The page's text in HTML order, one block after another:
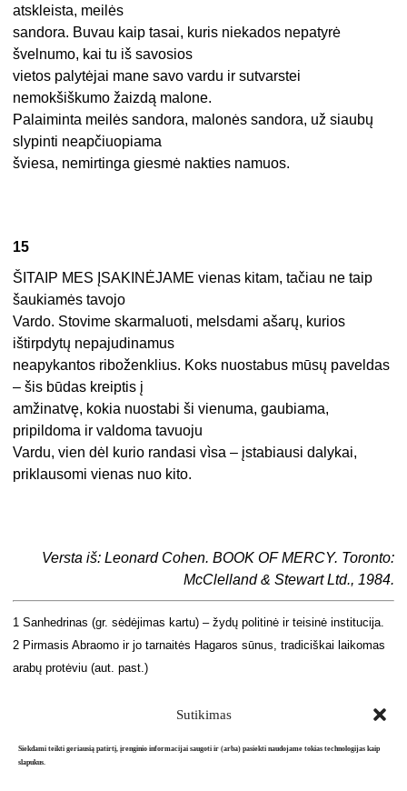
Sutikimas
Siekdami teikti geriausią patirtį, įrenginio informacijai saugoti ir (arba) pasiekti naudojame tokias technologijas kaip
slapukus.
atskleista, meilės
sandora. Buvau kaip tasai, kuris niekados nepatyrė
švelnumo, kai tu iš savosios
vietos palytėjai mane savo vardu ir sutvarstei
nemokšiškumo žaizdą malone.
Palaiminta meilės sandora, malonės sandora, už siaubų
slypinti neapčiuopiama
šviesa, nemirtinga giesmė nakties namuos.
15
ŠITAIP MES ĮSAKINĖJAME vienas kitam, tačiau ne taip
šaukiamės tavojo
Vardo. Stovime skarmaluoti, melsdami ašarų, kurios
ištirpdytų nepajudinamus
neapykantos riboženklius. Koks nuostabus mūsų paveldas
– šis būdas kreiptis į
amžinatvę, kokia nuostabi ši vienuma, gaubiama,
pripildoma ir valdoma tavuoju
Vardu, vien dėl kurio randasi vìsa – įstabiausi dalykai,
priklausomi vienas nuo kito.
Versta iš: Leonard Cohen. BOOK OF MERCY. Toronto:
McClelland & Stewart Ltd., 1984.
1 Sanhedrinas (gr. sėdėjimas kartu) – žydų politinė ir teisinė institucija.
2 Pirmasis Abraomo ir jo tarnaitės Hagaros sūnus, tradiciškai laikomas
arabų protėviu (aut. past.)